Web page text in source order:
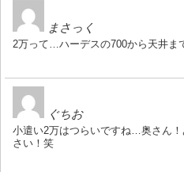
まさっく
2万って…ハーデスの700から天井ま
ぐちお
小遣い2万はつらいですね…奥さん
さい！笑